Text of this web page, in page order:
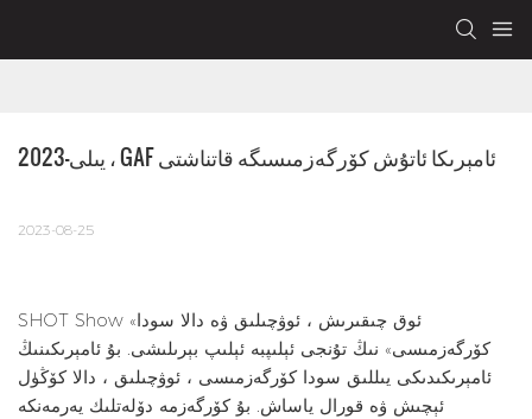
2023-يىلى ، GAF ئامېرىكا ئاتۇش كۆرگەزمىسىگە قاتناشتى
2023-08-25
SHOT Show «ئوق چىقىرىش ، ئوۋچىلىق ۋە دالا سودا
كۆرگەزمىسى» نىڭ تۇنجى ئېلىپبە ئېلىپ بېرىلىشى. بۇ ئامېرىكىنىڭ
ئامېرىكىدىكى يىللىق سودا كۆرگەزمىسى ، ئوۋچىلىق ، دالا كۆڭۈل
ئېچىش ۋە قورال ياساش. بۇ كۆرگەزمە دۆلەتلىك يەرمەنكە